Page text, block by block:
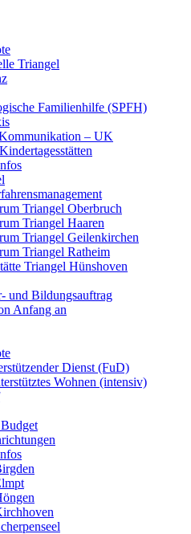
Triangel
Familienhilfe (SPFH)
– UK
Triangel Oberbruch
Triangel Haaren
Triangel Geilenkirchen
Triangel Ratheim
Triangel Hünshoven
und Bildungsauftrag
Anfang an
Dienst (FuD)
Wohnen (intensiv)